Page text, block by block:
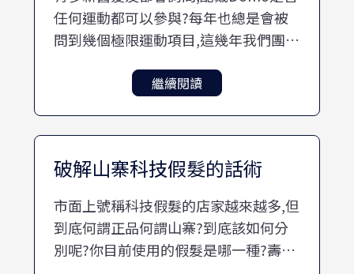
任何運動都可以參與?每年也總是會被
問到幾個極限運動項目,這幾年我們團隊
車,颱風天挑戰,高空彈跳,浮潛,滑水道,
繼續閱讀
破解山寨科技假髮的話術
市面上號稱科技假髮的店家越來越多,但
到底何謂正品何謂山寨?到底該如何分
別呢?你目前使用的假髮是哪一種?壽命